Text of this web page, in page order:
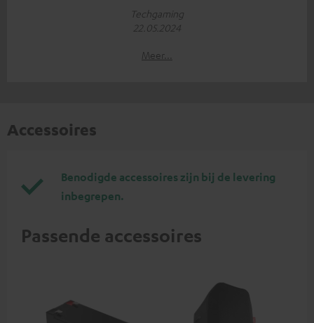
Techgaming
22.05.2024
Meer...
Accessoires
Benodigde accessoires zijn bij de levering
inbegrepen.
Passende accessoires